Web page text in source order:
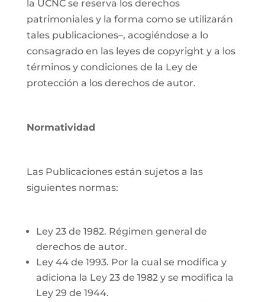
la UCNC se reserva los derechos
patrimoniales y la forma como se utilizarán
tales publicaciones–, acogiéndose a lo
consagrado en las leyes de copyright y a los
términos y condiciones de la Ley de
protección a los derechos de autor.
Normatividad
Las Publicaciones están sujetos a las
siguientes normas:
Ley 23 de 1982. Régimen general de
derechos de autor.
Ley 44 de 1993. Por la cual se modifica y
adiciona la Ley 23 de 1982 y se modifica la
Ley 29 de 1944.